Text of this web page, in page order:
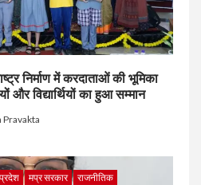
निर्माण में करदाताओं की भूमिका
और विद्यार्थियों का हुआ सम्मान
Pravakta
मप्र सरकार
राजनीतिक